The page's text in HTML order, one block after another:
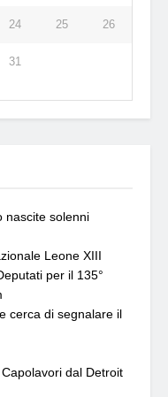
24 25 26
31
nascite solenni
Leone XIII
per il 135°
cerca di segnalare il
dal Detroit